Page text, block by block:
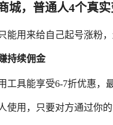
城，普通人4个真
能用来给自己起号涨粉
持续佣金
工具能享受6-7折优惠，
使用，只要对方通过你